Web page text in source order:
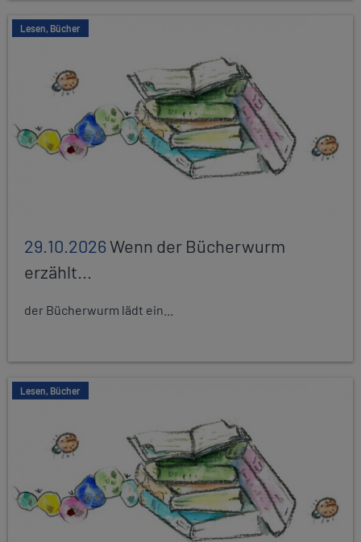
Lesen, Bücher
29.10.2026Wenn der Bücherwurm
erzählt...
der Bücherwurm lädt ein...
Lesen, Bücher